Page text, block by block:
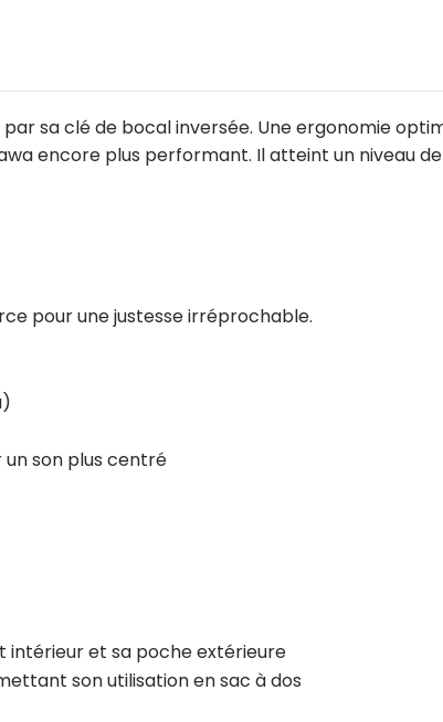
sa clé de bocal inversée. Une ergonomie
encore plus performant. Il atteint un niveau
pour une justesse irréprochable.
un son plus centré
et sa poche extérieure
son utilisation en sac à dos